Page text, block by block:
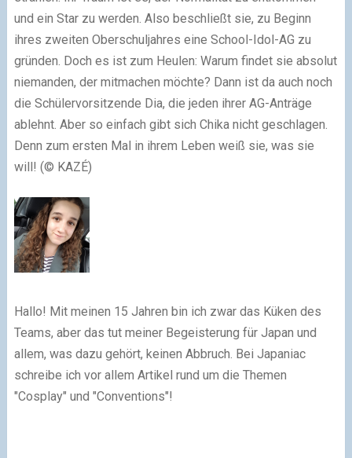
und ein Star zu werden. Also beschließt sie, zu Beginn
ihres zweiten Oberschuljahres eine School-Idol-AG zu
gründen. Doch es ist zum Heulen: Warum findet sie absolut
niemanden, der mitmachen möchte? Dann ist da auch noch
die Schülervorsitzende Dia, die jeden ihrer AG-Anträge
ablehnt. Aber so einfach gibt sich Chika nicht geschlagen.
Denn zum ersten Mal in ihrem Leben weiß sie, was sie
will! (© KAZÉ)
Hallo! Mit meinen 15 Jahren bin ich zwar das Küken des
Teams, aber das tut meiner Begeisterung für Japan und
allem, was dazu gehört, keinen Abbruch. Bei Japaniac
schreibe ich vor allem Artikel rund um die Themen
"Cosplay" und "Conventions"!